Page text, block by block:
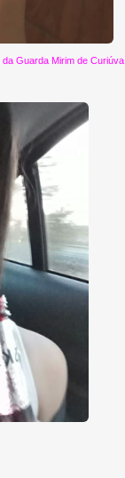
Guarda Mirim de Curiúva.